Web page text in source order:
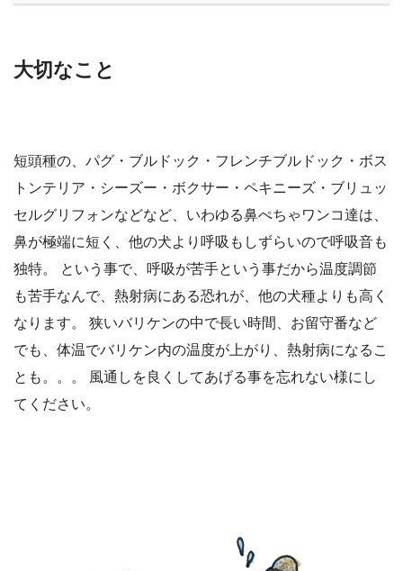
大切なこと
短頭種の、パグ・ブルドック・フレンチブルドック・ボス
トンテリア・シーズー・ボクサー・ペキニーズ・ブリュッ
セルグリフォンなどなど、いわゆる鼻ぺちゃワンコ達は、
鼻が極端に短く、他の犬より呼吸もしずらいので呼吸音も
独特。 という事で、呼吸が苦手という事だから温度調節
も苦手なんで、熱射病にある恐れが、他の犬種よりも高く
なります。 狭いバリケンの中で長い時間、お留守番など
でも、体温でバリケン内の温度が上がり、熱射病になるこ
とも。。。 風通しを良くしてあげる事を忘れない様にし
てください。